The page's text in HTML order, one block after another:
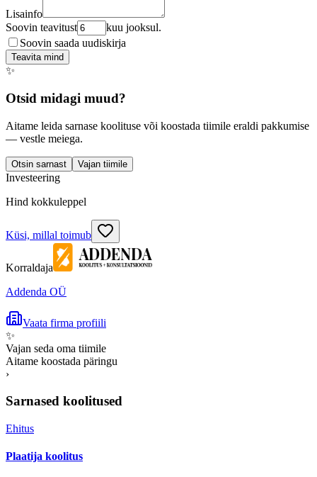
Lisainfo
Soovin teavitust
kuu jooksul.
Soovin saada uudiskirja
Teavita mind
✨
Otsid midagi muud?
Aitame leida sarnase koolituse või koostada tiimile eraldi pakkumise
— vestle meiega.
Otsin sarnast Vajan tiimile
Investeering
Hind kokkuleppel
Küsi, millal toimub
Korraldaja
Addenda OÜ
Vaata firma profiili
✨
Vajan seda oma tiimile
Aitame koostada päringu
›
Sarnased koolitused
Ehitus
Plaatija koolitus